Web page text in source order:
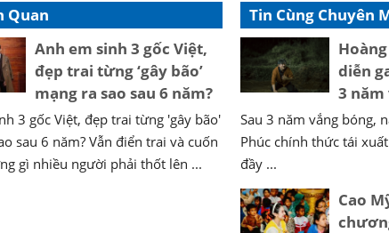
Quan
Anh em sinh 3 gốc Việt,
đẹp trai từng ‘gây bão’
mạng ra sao sau 6 năm?
3 gốc Việt, đẹp trai từng 'gây bão'
sau 6 năm? Vẫn điển trai và cuốn
gì nhiều người phải thốt lên ...
Tin Cùng Chuyên
diễn
3 năm
Sau 3 năm vắng bóng,
Phúc chính thức tái
đầy ...
Cao